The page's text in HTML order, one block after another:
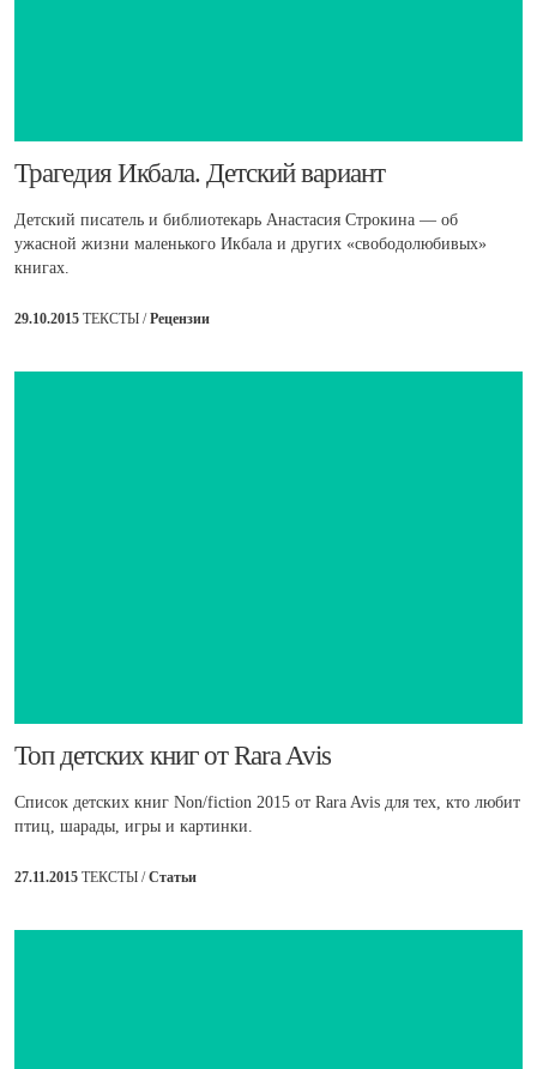
​Трагедия Икбала. Детский вариант
Детский писатель и библиотекарь Анастасия Строкина — об
ужасной жизни маленького Икбала и других «свободолюбивых»
книгах.
29.10.2015 ТЕКСТЫ /Рецензии
Топ детских книг от Rara Avis
Список детских книг Non/fiction 2015 от Rara Avis для тех, кто любит
птиц, шарады, игры и картинки.
27.11.2015 ТЕКСТЫ /Статьи